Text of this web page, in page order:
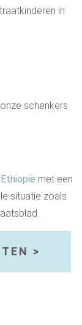
in
schenkers
met een
situatie zoals
>